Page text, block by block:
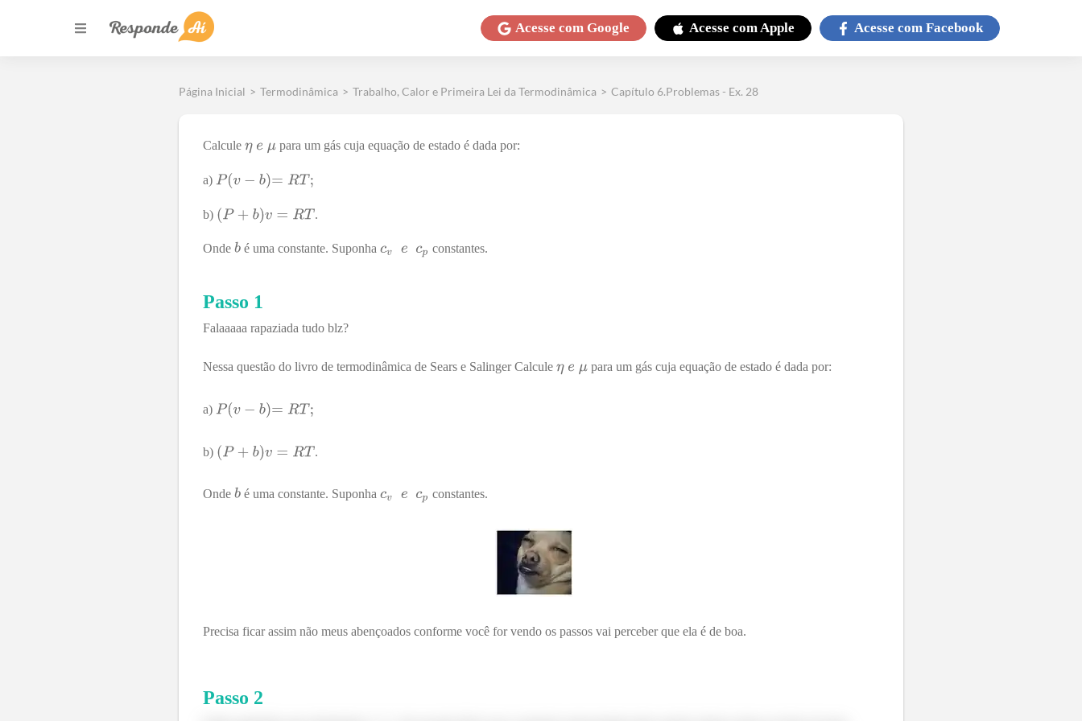
Acesse com Google Acesse comApple Acesse com Facebook
Página Inicial > Termodinâmica > Trabalho, Calor e Primeira Lei da Termodinâmica > Capítulo 6.Problemas - Ex. 28
Calcule para um gás cuja equação de estado é dada por:
a)
b) .
Onde é uma constante. Suponha constantes.
Passo 1
Falaaaaa rapaziada tudo blz?
Nessa questão do livro de termodinâmica de Sears e Salinger Calcule para um gás cuja equação de estado é dada por:
a)
b) .
Onde é uma constante. Suponha constantes.
Precisa ficar assim não meus abençoados conforme você for vendo os passos vai perceber que ela é de boa.
Passo 2